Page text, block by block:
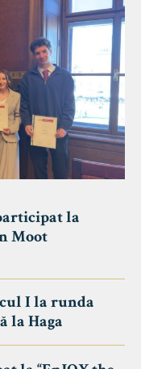
la
Moot
I la runda
la Haga